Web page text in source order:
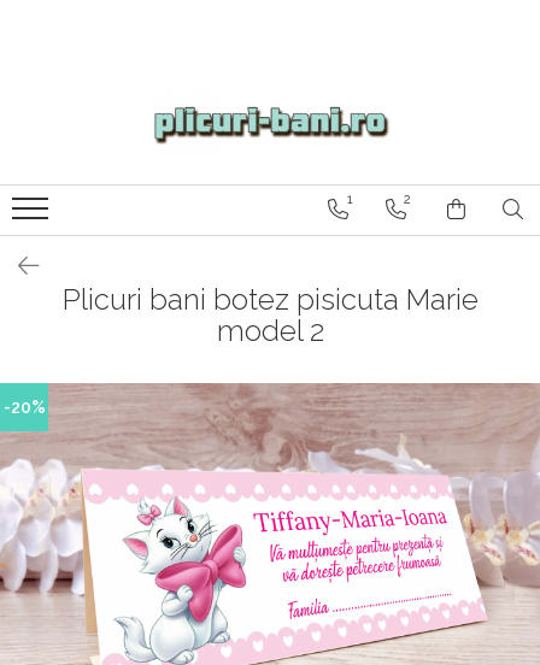
1 2
Plicuri bani botez pisicuta Marie
model 2
-20%